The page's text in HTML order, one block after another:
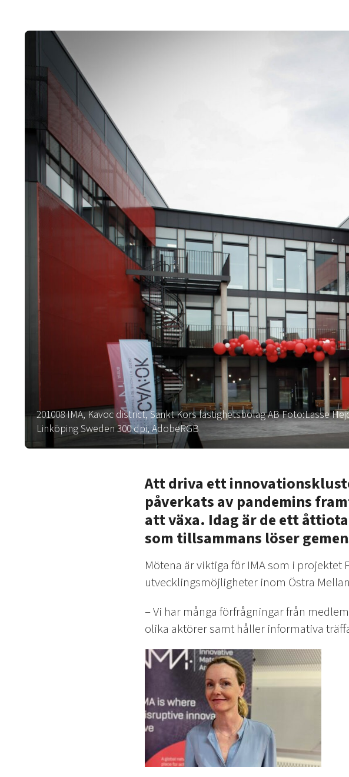
201008 IMA, Kavoc district, Sankt Kors fastighetsbolag AB Foto:Lasse
Linköping Sweden 300 dpi, AdobeRGB
Att driva ett
påverkats av pandemins
att växa. Idag är de ett
som tillsammans löser
Mötena är viktiga för IMA som i projektet
utvecklingsmöjligheter inom Östra
– Vi har många förfrågningar från
olika aktörer samt håller informativa